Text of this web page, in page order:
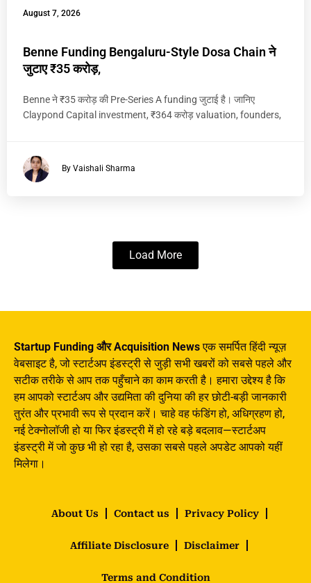
August 7, 2026
Benne Funding Bengaluru-Style Dosa Chain ने
जुटाए ₹35 करोड़,
Benne ने ₹35 करोड़ की Pre-Series A funding जुटाई है। जानिए
Claypond Capital investment, ₹364 करोड़ valuation, founders,
By Vaishali Sharma
Load More
Startup Funding और Acquisition Newsएक समर्पित हिंदी न्यूज़
वेबसाइट है, जो स्टार्टअप इंडस्ट्री से जुड़ी सभी खबरों को सबसे पहले और
सटीक तरीके से आप तक पहुँचाने का काम करती है। हमारा उद्देश्य है कि
हम आपको स्टार्टअप और उद्यमिता की दुनिया की हर छोटी-बड़ी जानकारी
तुरंत और प्रभावी रूप से प्रदान करें। चाहे वह फंडिंग हो, अधिग्रहण हो,
नई टेक्नोलॉजी हो या फिर इंडस्ट्री में हो रहे बड़े बदलाव—स्टार्टअप
इंडस्ट्री में जो कुछ भी हो रहा है, उसका सबसे पहले अपडेट आपको यहीं
मिलेगा।
About Us Contact us Privacy Policy
Affiliate Disclosure Disclaimer
Terms and Condition